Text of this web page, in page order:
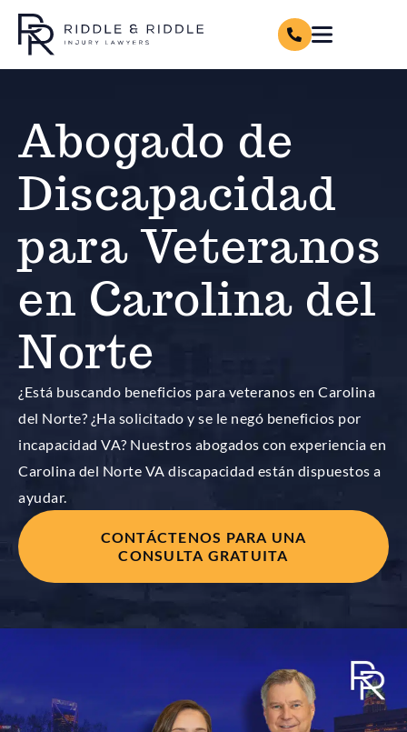
Abogado de
Discapacidad
para Veteranos
en Carolina del
Norte
¿Está buscando beneficios para veteranos en Carolina
del Norte? ¿Ha solicitado y se le negó beneficios por
incapacidad VA? Nuestros abogados con experiencia en
Carolina del Norte VA discapacidad están dispuestos a
ayudar.
CONTÁCTENOS PARA UNA
CONSULTA GRATUITA